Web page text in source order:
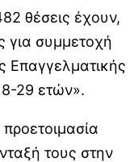
θέσεις έχουν,
για συμμετοχή
Επαγγελματικής
29 ετών».
τους στην